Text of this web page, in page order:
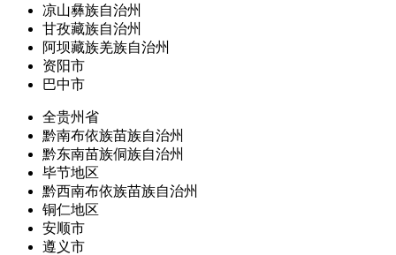
凉山彝族自治州
甘孜藏族自治州
阿坝藏族羌族自治州
资阳市
巴中市
全贵州省
黔南布依族苗族自治州
黔东南苗族侗族自治州
毕节地区
黔西南布依族苗族自治州
铜仁地区
安顺市
遵义市